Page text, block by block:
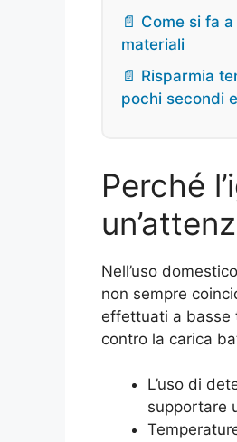
📄 Come si fa
materiali
📄 Risparmia
pochi secondi
Perché
Nell’uso
non sempre
effettuati a basse
contro la carica
L’uso di
supportare